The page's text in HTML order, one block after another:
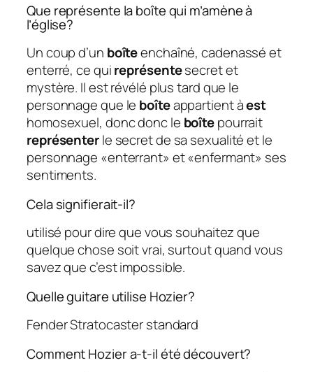
Que représente la boîte qui m’amène à
l’église?
Un coup d’un boîteenchaîné, cadenassé et
enterré, ce quireprésentesecret et
mystère. Il est révélé plus tard que le
personnage que le boîteappartient àest
homosexuel, donc donc le boîtepourrait
représenterle secret de sa sexualité et le
personnage «enterrant» et «enfermant» ses
sentiments.
Cela signifierait-il?
utilisé pour dire que vous souhaitez que
quelque chose soit vrai, surtout quand vous
savez que c’est impossible.
Quelle guitare utilise Hozier?
Fender Stratocaster standard
Comment Hozier a-t-il été découvert?